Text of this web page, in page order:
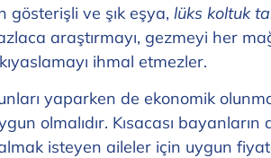
ve şık eşya, lüks koltuk
araştırmayı, gezmeyi her
ihmal etmezler.
yaparken de ekonomik
olmalıdır. Kısacası
isteyen aileler için uygun